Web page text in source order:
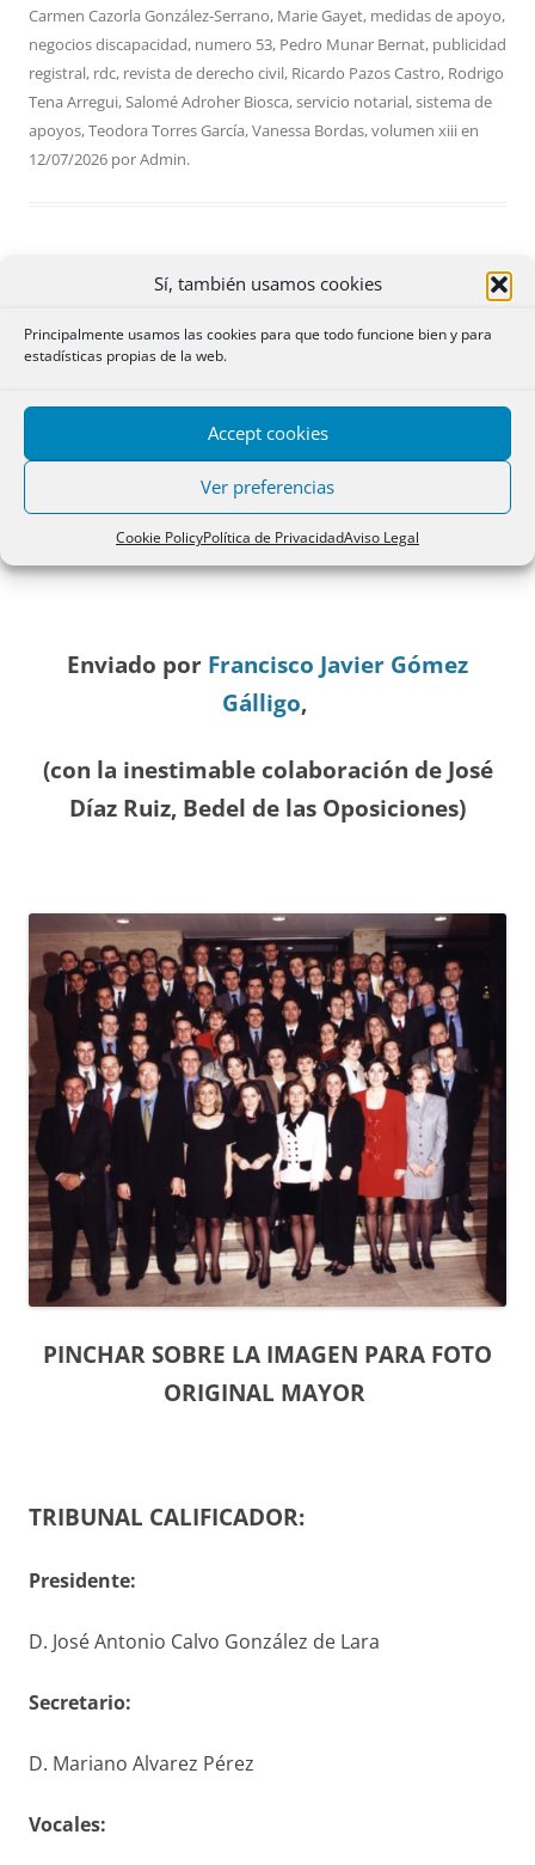
Sí, también usamos cookies
Principalmente usamos las cookies para que todo funcione bien y para
estadísticas propias de la web.
Accept cookies
Ver preferencias
Cookie PolicyPolítica de PrivacidadAviso Legal
Carmen Cazorla González-Serrano, Marie Gayet, medidas de apoyo,
negocios discapacidad, numero 53, Pedro Munar Bernat, publicidad
registral, rdc, revista de derecho civil, Ricardo Pazos Castro, Rodrigo
Tena Arregui,Salomé Adroher Biosca,servicio notarial,sistema de
apoyos,Teodora Torres García,Vanessa Bordas,volumen xiiien
12/07/2026 porAdmin.
Deja un comentario
PROMOCIÓN REGISTROS DEL
AÑO 1998
Enviado por Francisco Javier Gómez
Gálligo,
(con la inestimable colaboración de José
Díaz Ruiz, Bedel de las Oposiciones)
PINCHAR SOBRE LA IMAGEN PARA FOTO
ORIGINAL MAYOR
TRIBUNAL CALIFICADOR:
Presidente:
D. José Antonio Calvo González de Lara
Secretario:
D. Mariano Alvarez Pérez
Vocales: